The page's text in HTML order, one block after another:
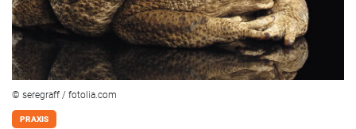
© seregraff / fotolia.com
PRAXIS